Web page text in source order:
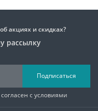
акциях и скидках?
рассылку
Подписаться
с условиями